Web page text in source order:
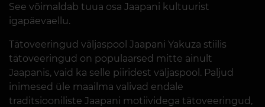
See võimaldab tuua osa Jaapani kultuurist
igapäevaellu.
Tätoveeringud väljaspool Jaapani Yakuza stiilis
tätoveeringud on populaarsed mitte ainult
Jaapanis, vaid ka selle piiridest väljaspool. Paljud
inimesed üle maailma valivad endale
traditsiooniliste Jaapani motiividega tätoveeringud,